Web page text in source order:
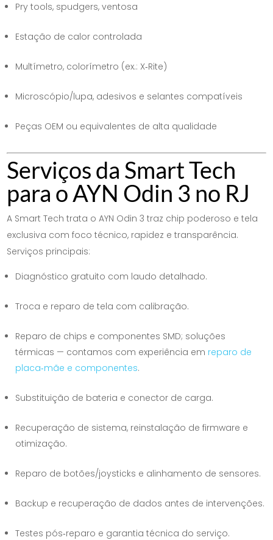
Pry tools, spudgers, ventosa
Estação de calor controlada
Multímetro, colorímetro (ex.: X‑Rite)
Microscópio/lupa, adesivos e selantes compatíveis
Peças OEM ou equivalentes de alta qualidade
Serviços da Smart Tech
para o AYN Odin 3 no RJ
A Smart Tech trata o AYN Odin 3 traz chip poderoso e tela
exclusiva com foco técnico, rapidez e transparência.
Serviços principais:
Diagnóstico gratuito com laudo detalhado.
Troca e reparo de tela com calibração.
Reparo de chips e componentes SMD; soluções
térmicas — contamos com experiência em reparo de
placa‑mãe e componentes.
Substituição de bateria e conector de carga.
Recuperação de sistema, reinstalação de firmware e
otimização.
Reparo de botões/joysticks e alinhamento de sensores.
Backup e recuperação de dados antes de intervenções.
Testes pós‑reparo e garantia técnica do serviço.